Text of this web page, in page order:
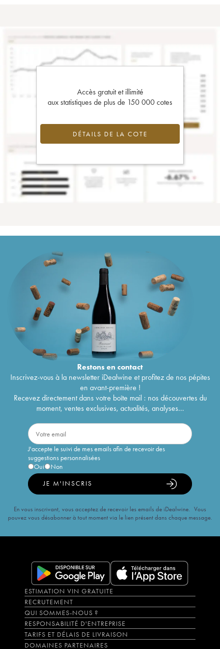
Accès gratuit et illimité
aux statistiques de plus de 150 000 cotes
DÉTAILS DE LA COTE
Restons encontact
Inscrivez-vous à la newsletter iDealwine et profitez de nos pépites
en avant-première !
Recevez directement dans votre boîte mail : nos découvertes du
moment, ventes exclusives, actualités, analyses...
J'accepte le suivi de mes emails afin de recevoir des
suggestions personnalisées
Oui
Non
JE M'INSCRIS
En vous inscrivant, vous acceptez de recevoir les emails de iDealwine. Vous
pouvez vous désabonner à tout moment via le lien présent dans chaque message.
ESTIMATION VIN GRATUITE
RECRUTEMENT
QUI SOMMES-NOUS ?
RESPONSABILITÉ D'ENTREPRISE
TARIFS ET DÉLAIS DE LIVRAISON
DOMAINES PARTENAIRES